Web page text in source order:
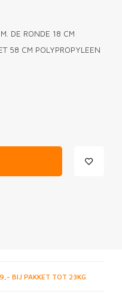
DE RONDE 18 CM
58 CM POLYPROPYLEEN
BIJ PAKKET TOT 23KG